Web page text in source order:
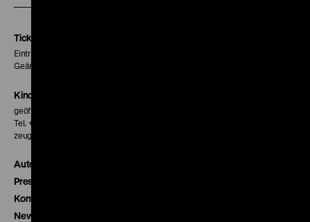
Tickets
Eintritt 5 €
Geänderte Preise sind im Programm vermerkt.
Kinokasse
geöffnet 30 Minuten vor Beginn der ersten Vorstellung
Tel. + 49 30 20304-770
zeughauskino@dhm.de
Autor*innen
Presse
Kontakt
Newsletter